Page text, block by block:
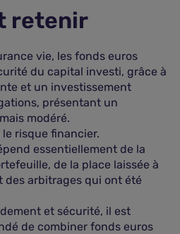
retenir
vie, les fonds euros
du capital investi, grâce à
et un investissement
présentant un
modéré.
le risque financier.
essentiellement de la
de la place laissée à
des arbitrages qui ont été
et sécurité, il est
de combiner fonds euros